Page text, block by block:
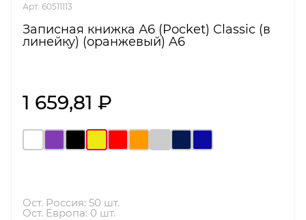
Арт. 60511113
Записная книжка А6 (Pocket) Classic (в
линейку) (оранжевый) A6
1 659,81 ₽
Ост. Россия: 50 шт.
Ост. Европа: 0 шт.